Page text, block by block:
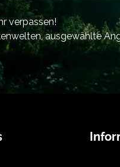
verpassen!
ausgewählte